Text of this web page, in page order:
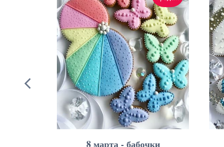
8 марта - бабочки